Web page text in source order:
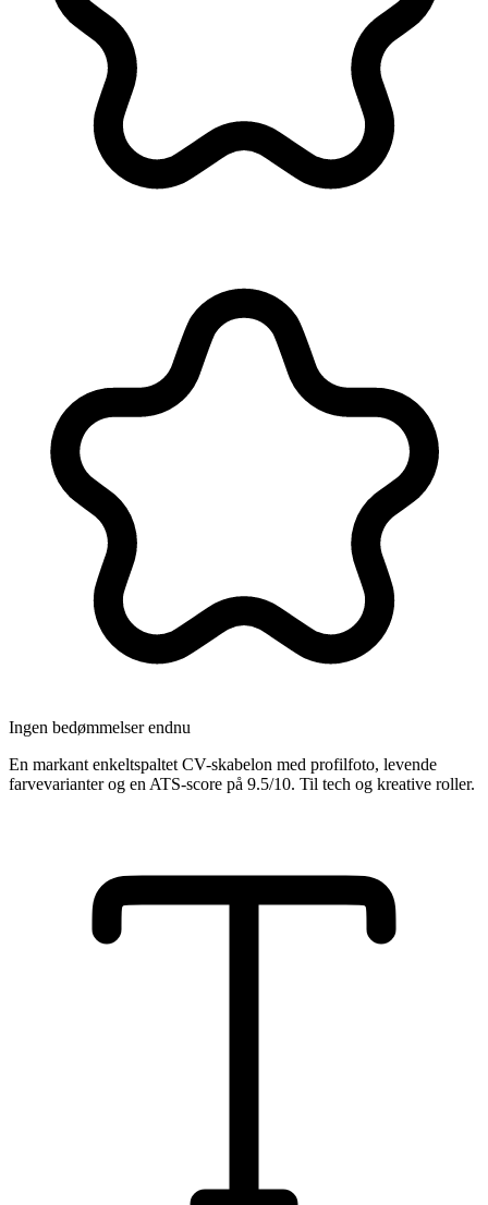
Ingen bedømmelser endnu
En markant enkeltspaltet CV-skabelon med profilfoto, levende
farvevarianter og en ATS-score på 9.5/10. Til tech og kreative roller.